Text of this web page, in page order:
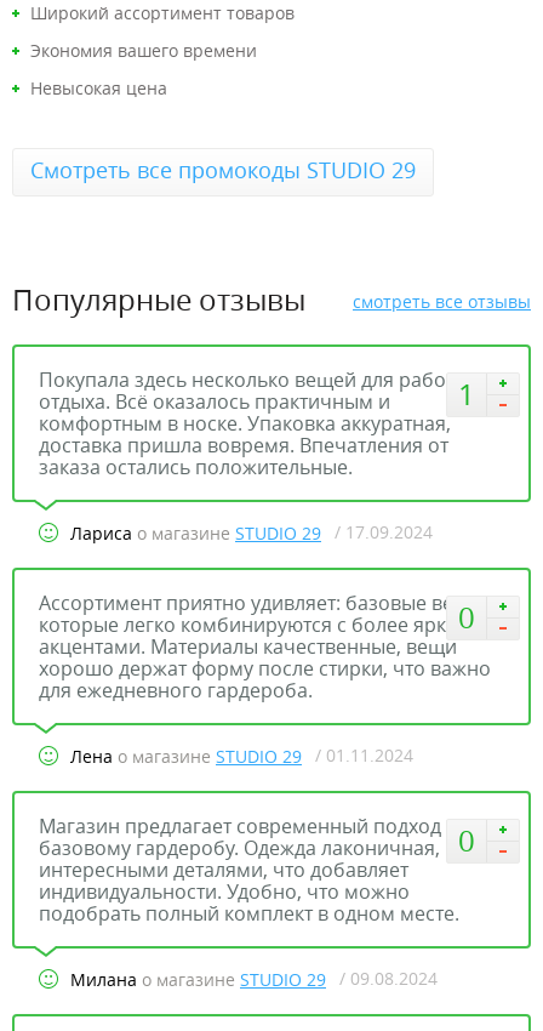
Широкий ассортимент товаров
Экономия вашего времени
Невысокая цена
Смотреть все промокоды STUDIO 29
Популярные отзывы смотреть все отзывы
1
Покупала здесь несколько вещей для работы и
отдыха. Всё оказалось практичным и
комфортным в носке. Упаковка аккуратная,
доставка пришла вовремя. Впечатления от
заказа остались положительные.
Лариса о магазине STUDIO 29 / 17.09.2024
0
Ассортимент приятно удивляет: базовые вещи,
которые легко комбинируются с более яркими
акцентами. Материалы качественные, вещи
хорошо держат форму после стирки, что важно
для ежедневного гардероба.
Лена о магазине STUDIO 29 / 01.11.2024
0
Магазин предлагает современный подход к
базовому гардеробу. Одежда лаконичная, но с
интересными деталями, что добавляет
индивидуальности. Удобно, что можно
подобрать полный комплект в одном месте.
Милана о магазине STUDIO 29 / 09.08.2024